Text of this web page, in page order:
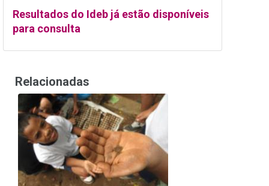
Resultados do Ideb já estão disponíveis
para consulta
Relacionadas